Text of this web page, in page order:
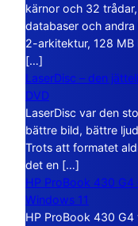
kärnor och 32
databaser och
2-arkitektur, 128
[…]
LaserDisc – den
DVD
LaserDisc var den
bättre bild, bättre
Trots att formatet
det en […]
HP ProBook 430
Windows 11
HP ProBook 430